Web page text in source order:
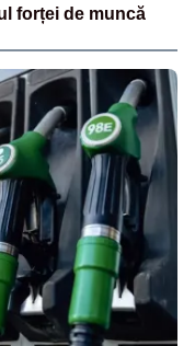
forței de muncă